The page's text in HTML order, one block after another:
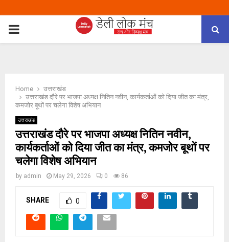
PRIMARY
Home
उत्तराखंड
उत्तराखंड दौरे पर भाजपा अध्यक्ष नितिन नवीन, कार्यकर्ताओं को दिया जीत का मंत्र,
कमजोर बूथों पर चलेगा विशेष अभियान
उत्तराखंड
उत्तराखंड दौरे पर भाजपा अध्यक्ष नितिन नवीन,
कार्यकर्ताओं को दिया जीत का मंत्र, कमजोर बूथों पर
चलेगा विशेष अभियान
by admin May 29, 2026 0 86
SHARE 0